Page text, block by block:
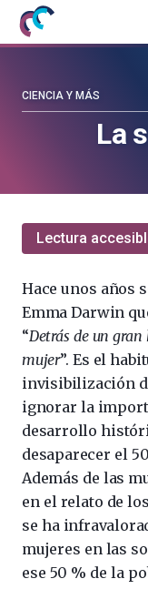
Mujeres
con
UPV/EHU
blog
UPV/EHU
La
CIENCIA Y MÁS
Lectura
Hace unos años
Emma Darwin
“Detrás de un
mujer”. Es el
invisibilización
ignorar la
desarrollo
desaparecer el
Además de las
en el relato de
se ha
mujeres en las
ese 50 % de la